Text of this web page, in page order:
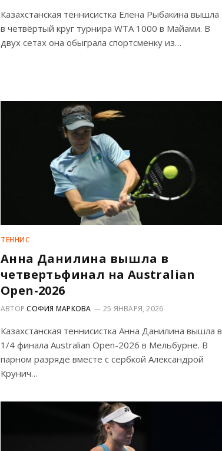
Казахстанская теннисистка Елена Рыбакина вышла
в четвёртый круг турнира WTA 1000 в Майами. В
двух сетах она обыграла спортсменку из…
ТЕННИС
Анна Данилина вышла в
четвертьфинал на Australian
Open-2026
АВТОРСОФИЯ МАРКОВА 25 ЯНВАРЯ, 2026
Казахстанская теннисистка Анна Данилина вышла в
1/4 финала Australian Open-2026 в Мельбурне. В
парном разряде вместе с сербкой Александрой
Крунич…